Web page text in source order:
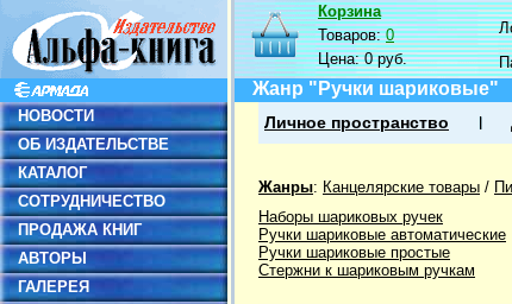
НОВОСТИ
ОБ ИЗДАТЕЛЬСТВЕ
КАТАЛОГ
СОТРУДНИЧЕСТВО
ПРОДАЖА КНИГ
АВТОРЫ
ГАЛЕРЕЯ
Корзина
Товаров:0
Цена:0 руб.
Жанр "Ручки шариковые"
Личное пространство
Жанры: Канцелярские товары /
Наборы шариковых ручек
Ручки шариковые автоматические
Ручки шариковые простые
Стержни к шариковым ручкам